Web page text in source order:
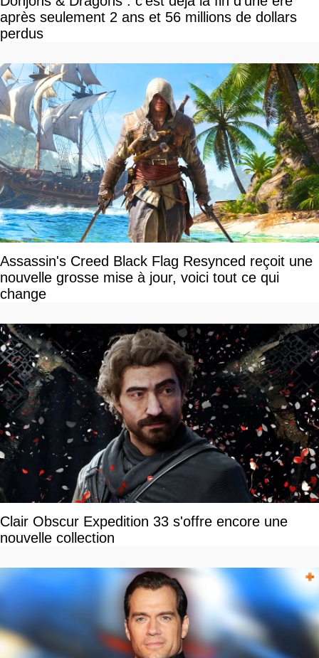
après seulement 2 ans et 56 millions de dollars
perdus
Assassin's Creed Black Flag Resynced reçoit une
nouvelle grosse mise à jour, voici tout ce qui
change
Clair Obscur Expedition 33 s'offre encore une
nouvelle collection